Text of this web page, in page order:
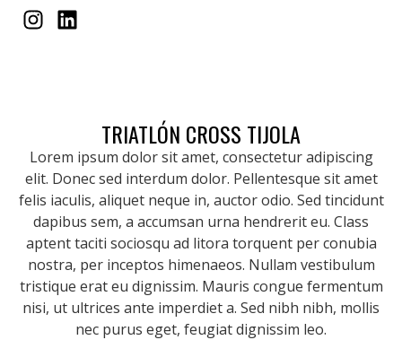
TRIATLÓN CROSS TIJOLA
Lorem ipsum dolor sit amet, consectetur adipiscing
elit. Donec sed interdum dolor. Pellentesque sit amet
felis iaculis, aliquet neque in, auctor odio. Sed tincidunt
dapibus sem, a accumsan urna hendrerit eu. Class
aptent taciti sociosqu ad litora torquent per conubia
nostra, per inceptos himenaeos. Nullam vestibulum
tristique erat eu dignissim. Mauris congue fermentum
nisi, ut ultrices ante imperdiet a. Sed nibh nibh, mollis
nec purus eget, feugiat dignissim leo.